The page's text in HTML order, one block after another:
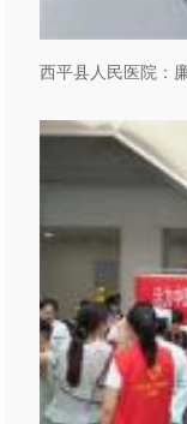
西平县人民医院：